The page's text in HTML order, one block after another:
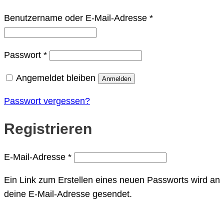
Benutzername oder E-Mail-Adresse *Erforderlich
Passwort *Erforderlich
Angemeldet bleiben Anmelden
Passwort vergessen?
Registrieren
E-Mail-Adresse *Erforderlich
Ein Link zum Erstellen eines neuen Passworts wird an
deine E-Mail-Adresse gesendet.